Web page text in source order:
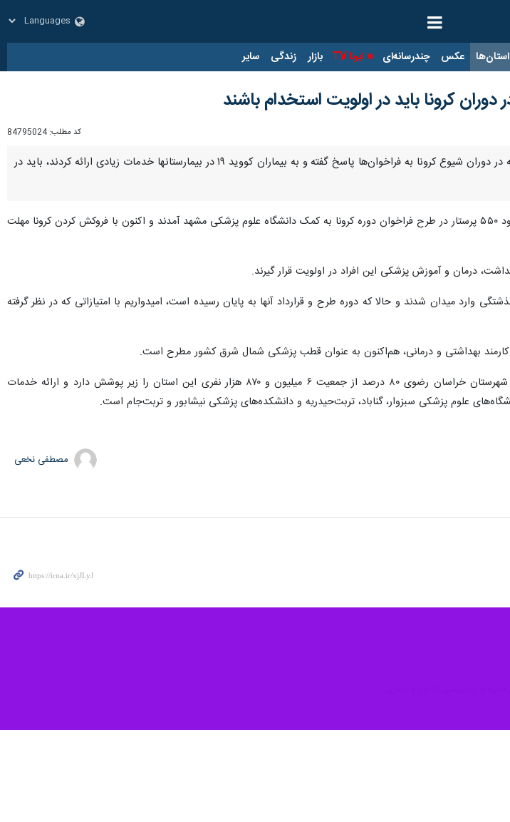
استان‌ها عکس چندرسانه‌ای ایرنا TV بازار زندگی سایر
کرونا باید در اولویت استخدام باشند
کد مطلب: 84795024
مشهد- ایرنا- رییس سازمان نظام پرستاری مشهد گفت: پرستارانی که در دوران شیوع کرونا به فراخوان‌ها پاسخ گفته و به بیماران کووید ۱۹ در بیمارستانها خدمات زیادی ارائه کردند، باید در
دکتر محسن گچپزان روز دوشنبه در گفت و گو با خبرنگار ایرنا افزود: حدود ۵۵۰ پرستار در طرح فراخوان دوره کرونا به کمک دانشگاه علوم پزشکی مشهد آمدند و اکنون با فروکش کردن کرونا مهلت
درمان و آموزش پزشکی این افراد در اولویت قرار گیرند.
وارد میدان شدند و حالا که دوره طرح و قرارداد آنها به پایان رسیده است، امیدواریم با امتیازاتی که در نظر گرفته
دانشگاه علوم پزشکی مشهد با ارائه خدمات بهداشتی و درمانی در ۱۶ شهرستان خراسان رضوی ۸۰ درصد از جمعیت ۶ میلیون و ۸۷۰ هزار نفری این استان را زیر پوشش دارد و ارائه خدمات
مصطفی نخعی
است